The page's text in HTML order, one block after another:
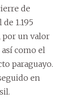
de
1.195
por un valor
como el
paraguayo.
en